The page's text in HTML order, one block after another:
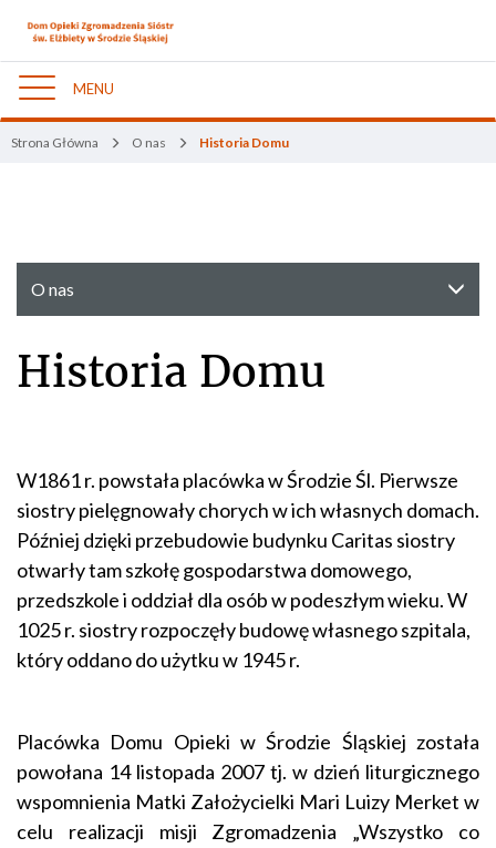
Nawigacja
MENU
Strona Główna O nas Historia Domu
O nas
Historia Domu
W1861 r. powstała placówka w Środzie Śl. Pierwsze
siostry pielęgnowały chorych w ich własnych domach.
Później dzięki przebudowie budynku Caritas siostry
otwarły tam szkołę gospodarstwa domowego,
przedszkole i oddział dla osób w podeszłym wieku. W
1025 r. siostry rozpoczęły budowę własnego szpitala,
który oddano do użytku w 1945 r.
Placówka Domu Opieki w Środzie Śląskiej została
powołana 14 listopada 2007 tj. w dzień liturgicznego
wspomnienia Matki Założycielki Mari Luizy Merket w
celu realizacji misji Zgromadzenia „Wszystko co